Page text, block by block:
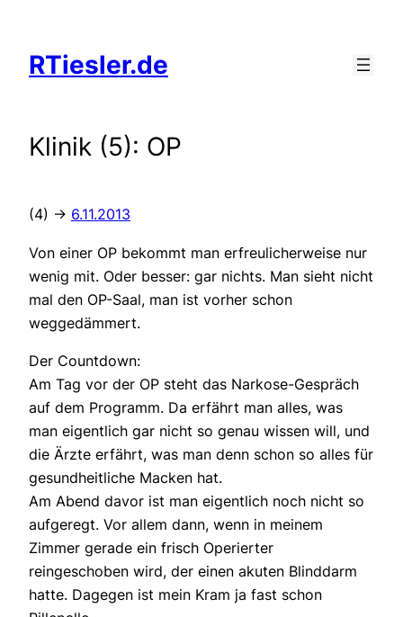
springen
RTiesler.de
Klinik (5): OP
(4) -> 6.11.2013
Von einer OP bekommt man erfreulicherweise nur
wenig mit. Oder besser: gar nichts. Man sieht nicht
mal den OP-Saal, man ist vorher schon
weggedämmert.
Der Countdown:
Am Tag vor der OP steht das Narkose-Gespräch
auf dem Programm. Da erfährt man alles, was
man eigentlich gar nicht so genau wissen will, und
die Ärzte erfährt, was man denn schon so alles für
gesundheitliche Macken hat.
Am Abend davor ist man eigentlich noch nicht so
aufgeregt. Vor allem dann, wenn in meinem
Zimmer gerade ein frisch Operierter
reingeschoben wird, der einen akuten Blinddarm
hatte. Dagegen ist mein Kram ja fast schon